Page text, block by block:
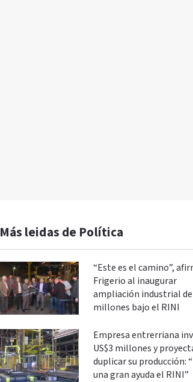
Más leidas de Política
“Este es el camino”,
Frigerio al inaugurar
ampliación industrial de
millones bajo el RINI
Empresa entrerriana
US$3 millones y
duplicar su producción:
una gran ayuda el RINI”